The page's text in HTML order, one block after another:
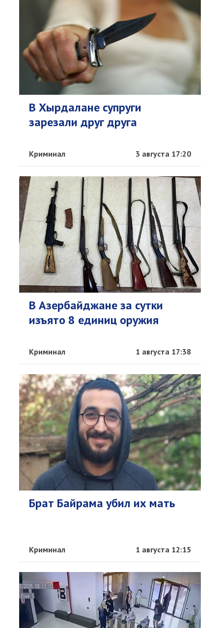
В Хырдалане супруги
зарезали друг друга
Криминал 3 августа 17:20
В Азербайджане за сутки
изъято 8 единиц оружия
Криминал 1 августа 17:38
Брат Байрама убил их мать
Криминал 1 августа 12:15